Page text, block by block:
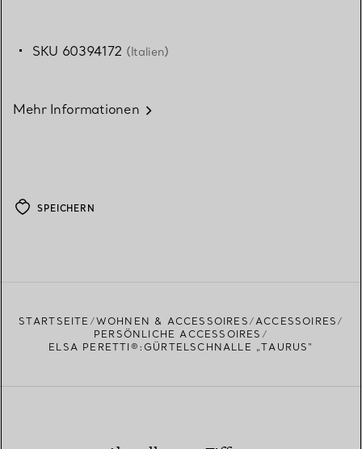
SKU 60394172 (Italien)
Mehr Informationen
SPEICHERN
STARTSEITE WOHNEN & ACCESSOIRES
ACCESSOIRES
PERSÖNLICHE ACCESSOIRES
ELSA PERETTI®:GÜRTELSCHNALLE „TAURUS“